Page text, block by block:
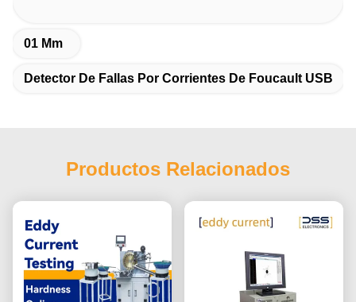
01 Mm
Detector De Fallas Por Corrientes De Foucault USB
Productos Relacionados